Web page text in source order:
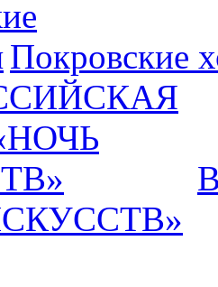
Покровские